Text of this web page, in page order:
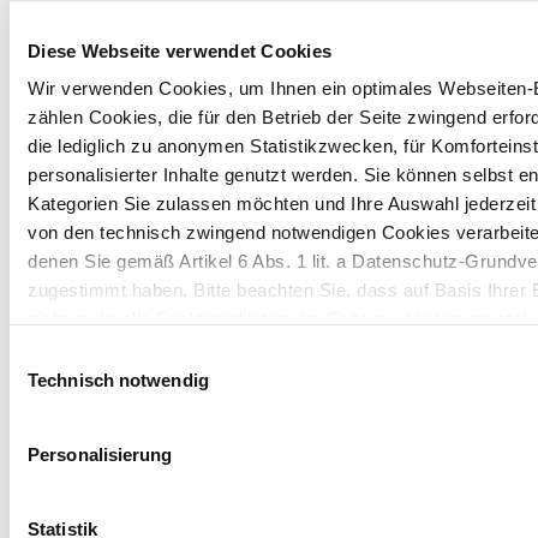
Diese Webseite verwendet Cookies
Wir verwenden Cookies, um Ihnen ein optimales
zählen Cookies, die für den Betrieb der Seite zwingend
die lediglich zu anonymen Statistikzwecken, für
personalisierter Inhalte genutzt werden. Sie können selbst
Kategorien Sie zulassen möchten und Ihre Auswahl
von den technisch zwingend notwendigen Cookies
denen Sie gemäß Artikel 6 Abs. 1 lit. a Datenschutz-
zugestimmt haben. Bitte beachten Sie, dass auf Basis Ihrer
Weitere Informationen finden Sie in unserem
Drittstaaten:
Indem Sie auf "Alle bestätigen" klicken oder
Technisch notwendig
Personalisierung
Statistik
PACKAGING
News
19/12/25
Verpackungen in den USA: Einblicke von